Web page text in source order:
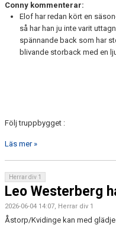
Conny kommenterar:
Elof har redan kört en
så har han ju inte varit
spännande back som har
blivande storback med en
Följ truppbygget :
Läs mer »
Herrar div 1
Leo Westerberg
2026-06-04 14:07, Herrar div 1
Åstorp/Kvidinge kan med